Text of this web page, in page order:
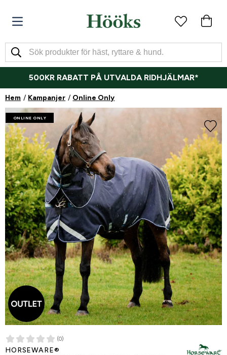
500KR RABATT PÅ UTVALDA RIDHJÄLMAR*
Hem Kampanjer Online Only
ONLINE ONLY
(0)
HORSEWARE®